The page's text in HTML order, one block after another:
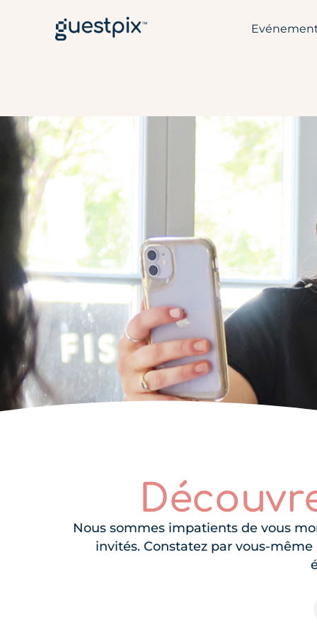
Nous sommes impatients de vous
invités. Constatez par vous-
N
o